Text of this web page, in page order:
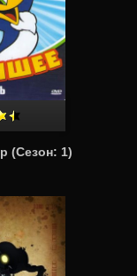
(Сезон: 1)